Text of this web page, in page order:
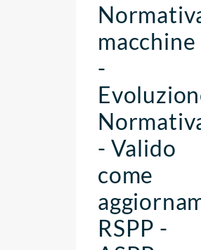
macchine
-
- Valido
come
RSPP -